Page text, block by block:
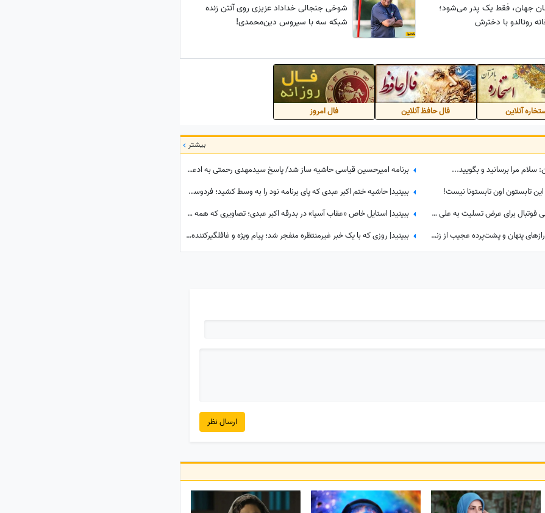
جهان، فقط یک پدر می‌شود؛
رونالدو با دخترش
شوخی جنجالی خداداد عزیزی روی آنتن زنده
شبکه سه با سیروس دین‌محمدی!
آنلاین فال حافظ آنلاین فال امروز
بیشتر
سلام مرا برسانید و بگویید...
برنامه امیرحسین قیاسی حاشیه ساز شد/ پاسخ سیدمهدی رحمتی به ادعای قائدی؛ رحمتی به قائدی گفته بود شلوارت را درمی‌آورم؟!
تابستون اون تابستونا نیست!
ببینید| حاشیه ختم اکبر عبدی که پای برنامه نود را به وسط کشید؛ فردوسی‌پور به دستبوسی وزیر چه واکنشی نشان داد؟
حضور دسته جمعی ورزشکاران و اهالی فوتبال برای عرض تسلیت به علی دایی در اردبیل/ رخت عزای شهریار فوتبال ایران در مقام اقوام درجه یک+عکس
ببینید| استایل خاص «عقاب آسیا» در بدرقه اکبر عبدی؛ تصاویری که همه درباره‌شان صحبت می‌کنند
تماشا کنید| افشاگری طلایی میثاقی؛ رازهای پنهان و پشت‌پرده عجیب از زندگی عادل فردوسی‌پور که تا امروز نشنیده بودید!
ببینید| روزی که با یک خبر غیرمنتظره منفجر شد؛ پیام ویژه و غافلگیرکننده یامال، ستاره تیم اسپانیا برای دختر 28 ساله داور صداتو چه بود؟
ارسال نظر